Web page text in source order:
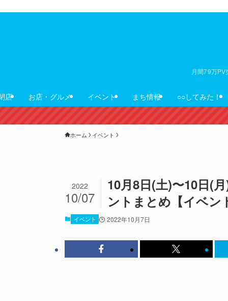
月間79万
店 お店・グルメ イベント まち情報 ○○してみた！
ホーム イベント
10月8日(土)〜10日(
ントまとめ【イベン
2022
10/07
イベント 2022年10月7日